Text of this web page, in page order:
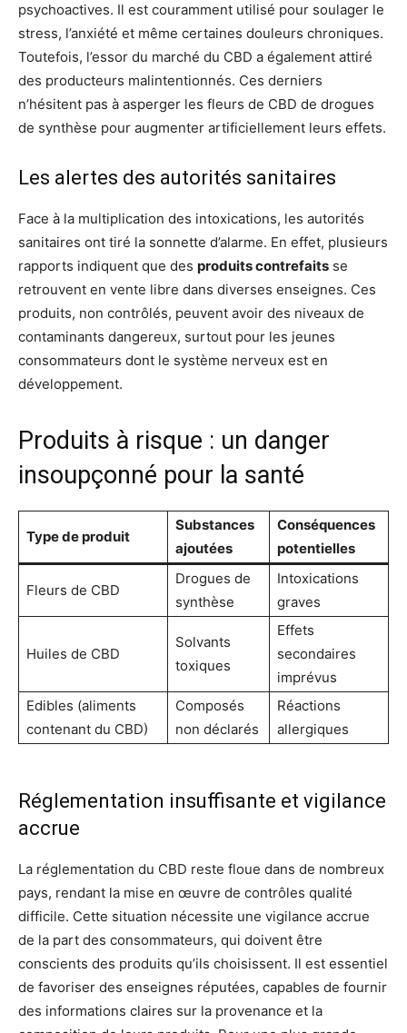
psychoactives. Il est couramment utilisé pour soulager le
stress, l’anxiété et même certaines douleurs chroniques.
Toutefois, l’essor du marché du CBD a également attiré
des producteurs malintentionnés. Ces derniers
n’hésitent pas à asperger les fleurs de CBD de drogues
de synthèse pour augmenter artificiellement leurs effets.
Les alertes des autorités sanitaires
Face à la multiplication des intoxications, les autorités
sanitaires ont tiré la sonnette d’alarme. En effet, plusieurs
rapports indiquent que des produits contrefaits se
retrouvent en vente libre dans diverses enseignes. Ces
produits, non contrôlés, peuvent avoir des niveaux de
contaminants dangereux, surtout pour les jeunes
consommateurs dont le système nerveux est en
développement.
Produits à risque : un danger
insoupçonné pour la santé
Type de produit
Substances
ajoutées
Conséquences
potentielles
Fleurs de CBD
Drogues de
synthèse
Intoxications
graves
Huiles de CBD
Solvants
toxiques
Effets
secondaires
imprévus
Edibles (aliments
contenant du CBD)
Composés
non déclarés
Réactions
allergiques
Réglementation insuffisante et vigilance
accrue
La réglementation du CBD reste floue dans de nombreux
pays, rendant la mise en œuvre de contrôles qualité
difficile. Cette situation nécessite une vigilance accrue
de la part des consommateurs, qui doivent être
conscients des produits qu’ils choisissent. Il est essentiel
de favoriser des enseignes réputées, capables de fournir
des informations claires sur la provenance et la